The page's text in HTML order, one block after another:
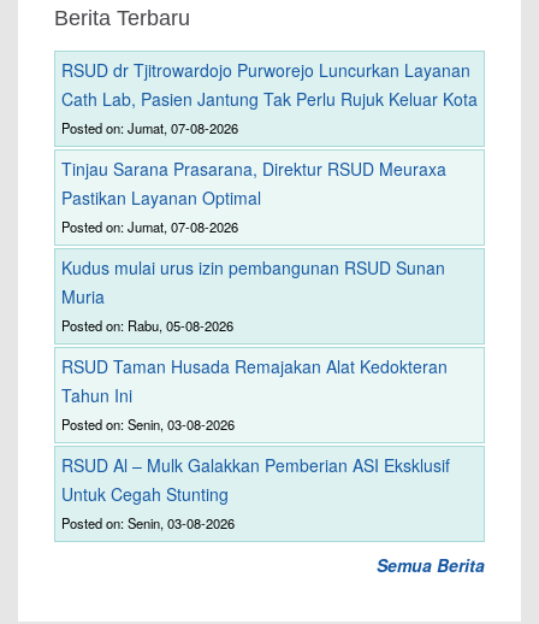
Berita Terbaru
RSUD dr Tjitrowardojo Purworejo Luncurkan Layanan
Cath Lab, Pasien Jantung Tak Perlu Rujuk Keluar Kota
Posted on: Jumat, 07-08-2026
Tinjau Sarana Prasarana, Direktur RSUD Meuraxa
Pastikan Layanan Optimal
Posted on: Jumat, 07-08-2026
Kudus mulai urus izin pembangunan RSUD Sunan
Muria
Posted on: Rabu, 05-08-2026
RSUD Taman Husada Remajakan Alat Kedokteran
Tahun Ini
Posted on: Senin, 03-08-2026
RSUD Al – Mulk Galakkan Pemberian ASI Eksklusif
Untuk Cegah Stunting
Posted on: Senin, 03-08-2026
Semua Berita